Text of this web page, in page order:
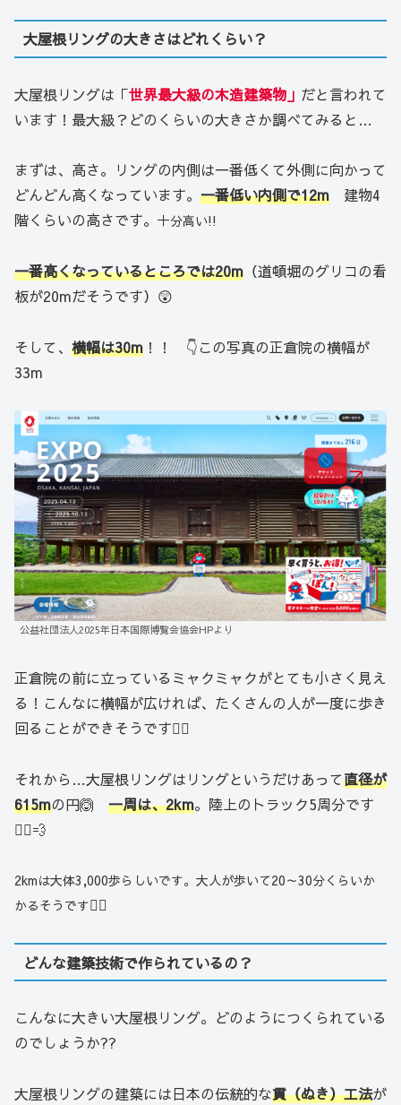
大屋根リングの大きさはどれくらい？
大屋根リングは「世界最大級の木造建築物」 だと言われて
います！最大級？どのくらいの大きさか調べてみると…
まずは、高さ。リングの内側は一番低くて外側に向かって
どんどん高くなっています。 一番低い内側で12m 建物4
階くらいの高さです。 十分高い!!
一番高くなっているところでは20m （道頓堀のグリコの看
板が20mだそうです）😲
そして、 横幅は30m ！！ 👇この写真の正倉院の横幅が
33m
公益社団法人2025年日本国際博覧会協会HPより
正倉院の前に立っているミャクミャクがとても小さく見え
る！こんなに横幅が広ければ、たくさんの人が一度に歩き
回ることができそうです🚶‍♀️
それから…大屋根リングはリングというだけあって直径が
615mの円🙆 一周は、2km。陸上のトラック5周分です
🏃‍♀️💨
2kmは大体3,000歩らしいです。大人が歩いて20～30分くらいか
かるそうです🚶‍♂️
どんな建築技術で作られているの？
こんなに大きい大屋根リング。どのようにつくられている
のでしょうか??
大屋根リングの建築には日本の伝統的な貫（ぬき）工法が